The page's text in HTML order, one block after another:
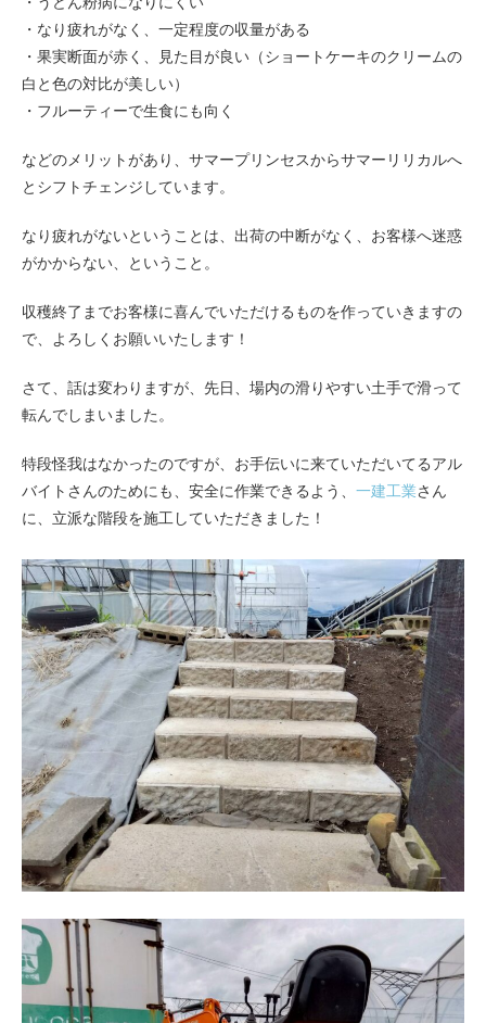
・なり疲れがなく、一定程度の収量がある
・果実断面が赤く、見た目が良い（ショートケーキのクリームの
白と色の対比が美しい）
・フルーティーで生食にも向く
などのメリットがあり、サマープリンセスからサマーリリカルへ
とシフトチェンジしています。
なり疲れがないということは、出荷の中断がなく、お客様へ迷惑
がかからない、ということ。
収穫終了までお客様に喜んでいただけるものを作っていきますの
で、よろしくお願いいたします！
さて、話は変わりますが、先日、場内の滑りやすい土手で滑って
転んでしまいました。
特段怪我はなかったのですが、お手伝いに来ていただいてるアル
バイトさんのためにも、安全に作業できるよう、 一建工業さん
に、立派な階段を施工していただきました！